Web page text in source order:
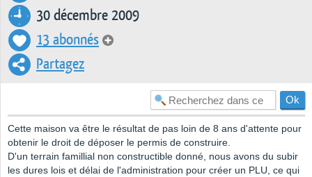
30 décembre 2009
13 abonnés
Partagez
Cette maison va être le résultat de pas loin de 8 ans d'attente pour
obtenir le droit de déposer le permis de construire.
D'un terrain famillial non constructible donné, nous avons du subir
les dures lois et délai de l'administration pour créer un PLU, ce qui